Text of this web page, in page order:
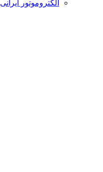
الکتروموتور ایرانی